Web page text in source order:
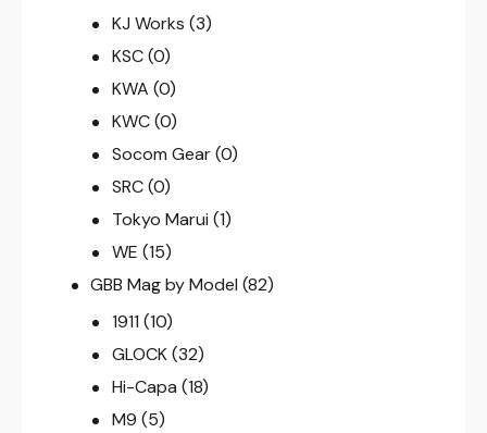
KJ Works (3)
KSC (0)
KWA (0)
KWC (0)
Socom Gear (0)
SRC (0)
Tokyo Marui (1)
WE (15)
GBB Mag by Model (82)
1911 (10)
GLOCK (32)
Hi-Capa (18)
M9 (5)